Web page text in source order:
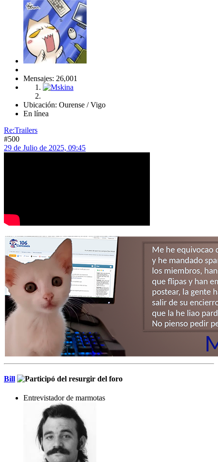
Mensajes: 26,001
Ubicación: Ourense / Vigo
En línea
Re:Trailers
#500
29 de Julio de 2025, 09:45
Bill
Entrevistador de marmotas